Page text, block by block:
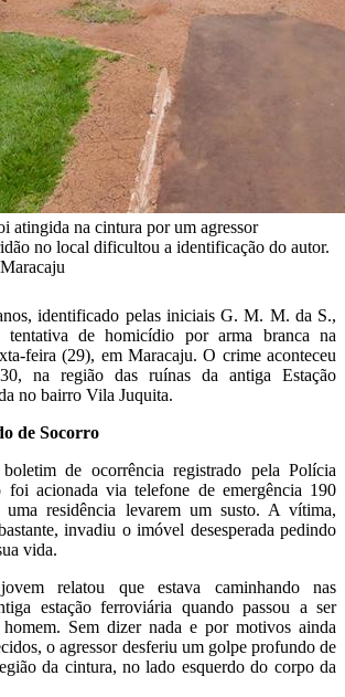
atingida na cintura por um agressor
no local dificultou a identificação do autor.
identificado pelas iniciais G. M. M. da S.,
de homicídio por arma branca na
feira (29), em Maracaju. O crime aconteceu
na região das ruínas da antiga Estação
no bairro Vila Juquita.
de Socorro
de ocorrência registrado pela Polícia
foi acionada via telefone de emergência 190
uma residência levarem um susto. A vítima,
invadiu o imóvel desesperada pedindo
vida.
relatou que estava caminhando nas
estação ferroviária quando passou a ser
Sem dizer nada e por motivos ainda
o agressor desferiu um golpe profundo de
da cintura, no lado esquerdo do corpo da